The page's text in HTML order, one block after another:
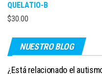
QUELATIO-B
$30.00
NUESTRO BLOG
¿Está relacionado el